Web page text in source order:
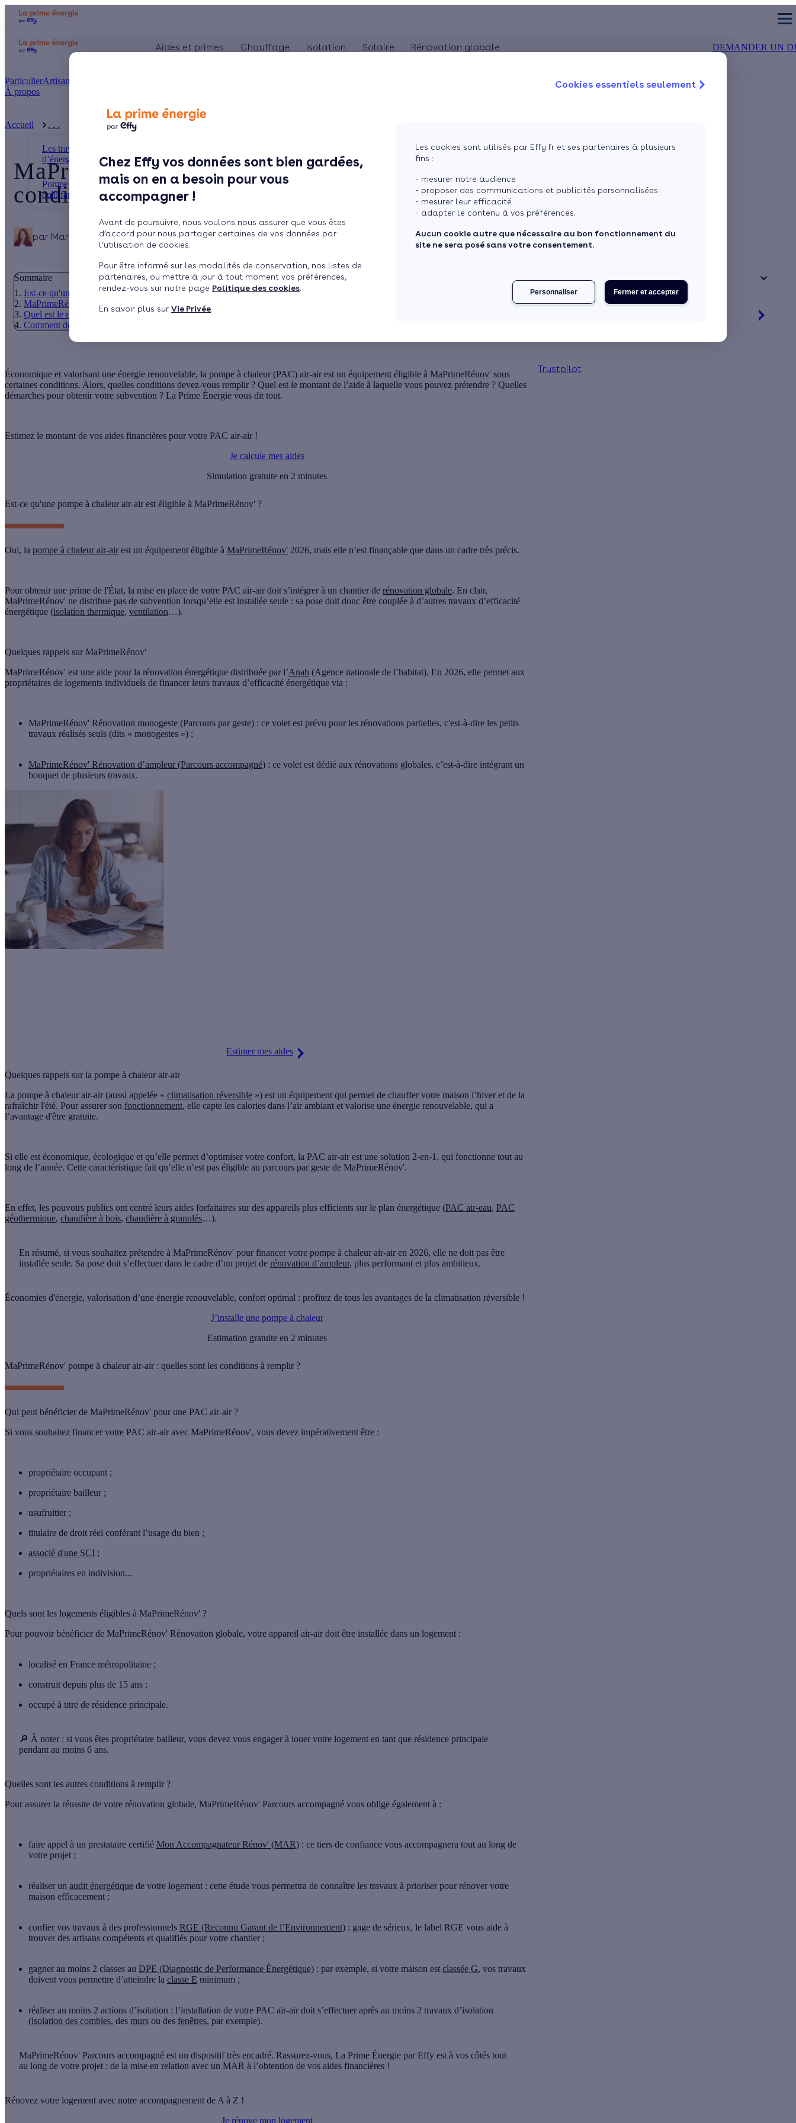
Cookies essentiels seulement
Chez Effy vos données sont bien gardées,
mais on en a besoin pour vous
accompagner !
Avant de poursuivre, nous voulons nous assurer que vous êtes
d’accord pour nous partager certaines de vos données par
l’utilisation de cookies.
Pour être informé sur les modalités de conservation, nos listes de
partenaires, ou mettre à jour à tout moment vos préférences,
rendez-vous sur notre page Politique des cookies
En savoir plus sur Vie Privée
Les cookies sont utilisés par Effy.fr et ses partenaires à plusieurs
fins :
- mesurer notre audience
- proposer des communications et publicités personnalisées
- mesurer leur efficacité
- adapter le contenu à vos préférences.
Aucun cookie autre que nécessaire au bon fonctionnement du
site ne sera posé sans votre consentement.
Fermer et accepter
Personnaliser
ParticulierArtisan / installateur
À propos
Aides et primes
Présentation
Le concept
Chauffage
Pompe à chaleur géothermique
Chaudière à granulés
Isolation
Isolation toiture-terrasse
Solaire
Chauffe-eau solaire
Rénovation globale DEMANDER UN
Accueil . . .
Les travaux d’économies
d’énergie
Pompe à chaleur air-air : tout ce
qu'il faut ...
MaPrimeRénov pompe à chaleur air-air : condit ...
MaPrimeRénov pompe à chaleur air-air :
conditions et montants 2026
par Marina 6 min de lecture
Sommaire
Est-ce qu'une pompe à chaleur air-air est éligible à MaPrimeRénov' ?
MaPrimeRénov' pompe à chaleur air-air : quelles sont les conditions à remplir ?
Quel est le montant de MaPrimeRénov' pour une PAC air-air ?
Comment demander MaPrimeRénov' pour une PAC air-air ?
Économique et valorisant une énergie renouvelable, la pompe à chaleur (PAC) air-air est un équipement éligible à MaPrimeRénov' sous
certaines conditions. Alors, quelles conditions devez-vous remplir ? Quel est le montant de l’aide à laquelle vous pouvez prétendre ? Quelles
démarches pour obtenir votre subvention ? La Prime Énergie vous dit tout.
Estimez le montant de vos aides financières pour votre PAC air-air !
Je calcule mes aides
Simulation gratuite en 2 minutes
Est-ce qu'une pompe à chaleur air-air est éligible à MaPrimeRénov' ?
Oui, la pompe à chaleur air-air est un équipement éligible à MaPrimeRénov' 2026, mais elle n’est finançable que dans un cadre très précis.
Pour obtenir une prime de l'État, la mise en place de votre PAC air-air doit s’intégrer à un chantier de rénovation globale. En clair,
MaPrimeRénov' ne distribue pas de subvention lorsqu’elle est installée seule : sa pose doit donc être couplée à d’autres travaux d’efficacité
énergétique (isolation thermique, ventilation…).
Quelques rappels sur MaPrimeRénov'
MaPrimeRénov' est une aide pour la rénovation énergétique distribuée par l’Anah (Agence nationale de l’habitat). En 2026, elle permet aux
propriétaires de logements individuels de financer leurs travaux d’efficacité énergétique via :
MaPrimeRénov' Rénovation monogeste (Parcours par geste) : ce volet est prévu pour les rénovations partielles, c'est-à-dire les petits
travaux réalisés seuls (dits « monogestes ») ;
MaPrimeRénov' Rénovation d’ampleur (Parcours accompagné) : ce volet est dédié aux rénovations globales, c’est-à-dire intégrant un
bouquet de plusieurs travaux.
Estimer mes aides
Quelques rappels sur la pompe à chaleur air-air
La pompe à chaleur air-air (aussi appelée « climatisation réversible ») est un équipement qui permet de chauffer votre maison l’hiver et de la
rafraîchir l'été. Pour assurer son fonctionnement, elle capte les calories dans l’air ambiant et valorise une énergie renouvelable, qui a
l’avantage d'être gratuite.
Si elle est économique, écologique et qu’elle permet d’optimiser votre confort, la PAC air-air est une solution 2-en-1, qui fonctionne tout au
long de l’année. Cette caractéristique fait qu’elle n’est pas éligible au parcours par geste de MaPrimeRénov'.
En effet, les pouvoirs publics ont centré leurs aides forfaitaires sur des appareils plus efficients sur le plan énergétique (PAC air-eau, PAC
géothermique, chaudière à bois, chaudière à granulés…).
En résumé, si vous souhaitez prétendre à MaPrimeRénov' pour financer votre pompe à chaleur air-air en 2026, elle ne doit pas être
installée seule. Sa pose doit s’effectuer dans le cadre d’un projet de rénovation d’ampleur, plus performant et plus ambitieux.
Économies d'énergie, valorisation d’une énergie renouvelable, confort optimal : profitez de tous les avantages de la climatisation réversible !
J’installe une pompe à chaleur
Estimation gratuite en 2 minutes
MaPrimeRénov' pompe à chaleur air-air : quelles sont les conditions à remplir ?
Qui peut bénéficier de MaPrimeRénov' pour une PAC air-air ?
Si vous souhaitez financer votre PAC air-air avec MaPrimeRénov', vous devez impérativement être :
propriétaire occupant ;
propriétaire bailleur ;
usufruitier ;
titulaire de droit réel conférant l’usage du bien ;
associé d'une SCI ;
propriétaires en indivision...
Quels sont les logements éligibles à MaPrimeRénov' ?
Pour pouvoir bénéficier de MaPrimeRénov' Rénovation globale, votre appareil air-air doit être installée dans un logement :
localisé en France métropolitaine ;
construit depuis plus de 15 ans ;
occupé à titre de résidence principale.
🔎 À noter : si vous êtes propriétaire bailleur, vous devez vous engager à louer votre logement en tant que résidence principale
pendant au moins 6 ans.
Quelles sont les autres conditions à remplir ?
Pour assurer la réussite de votre rénovation globale, MaPrimeRénov' Parcours accompagné vous oblige également à :
faire appel à un prestataire certifié Mon Accompagnateur Rénov' (MAR) : ce tiers de confiance vous accompagnera tout au long de
votre projet ;
réaliser un audit énergétique de votre logement : cette étude vous permettra de connaître les travaux à prioriser pour rénover votre
maison efficacement ;
confier vos travaux à des professionnels RGE (Reconnu Garant de l’Environnement) : gage de sérieux, le label RGE vous aide à
trouver des artisans compétents et qualifiés pour votre chantier ;
gagner au moins 2 classes au DPE (Diagnostic de Performance Énergétique) : par exemple, si votre maison est classée G, vos travaux
doivent vous permettre d’atteindre la classe E minimum ;
réaliser au moins 2 actions d’isolation : l’installation de votre PAC air-air doit s’effectuer après au moins 2 travaux d’isolation
(isolation des combles, des murs ou des fenêtres, par exemple).
MaPrimeRénov' Parcours accompagné est un dispositif très encadré. Rassurez-vous, La Prime Énergie par Effy est à vos côtés tout
au long de votre projet : de la mise en relation avec un MAR à l’obtention de vos aides financières !
Rénovez votre logement avec notre accompagnement de A à Z !
Je rénove mon logement
Vos travaux concernent :
Une maison
+ de 15 ans
Trustpilot